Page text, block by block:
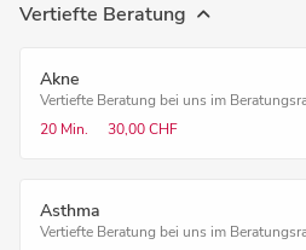
Vertiefte Beratung
Akne
Vertiefte Beratung bei uns im
20 Min.
30,00 CHF
Asthma
Vertiefte Beratung bei uns im